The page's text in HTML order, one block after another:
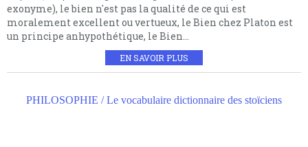
exonyme), le bien n'est pas la qualité de ce qui est
moralement excellent ou vertueux, le Bien chez Platon est
un principe anhypothétique, le Bien...
EN SAVOIR PLUS
PHILOSOPHIE / Le vocabulaire dictionnaire des stoïciens